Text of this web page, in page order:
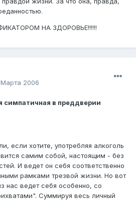
НА ЗДОРОВЬЕ!!!!!!
2006
симпатичная в преддверии
если хотите, употребляя алкоголь
самим собой, настоящим - без
И ведет он себя соответственно
рамками трезвой жизни. Но вот
нас ведет себя особенно, со
Суммируя весь личный